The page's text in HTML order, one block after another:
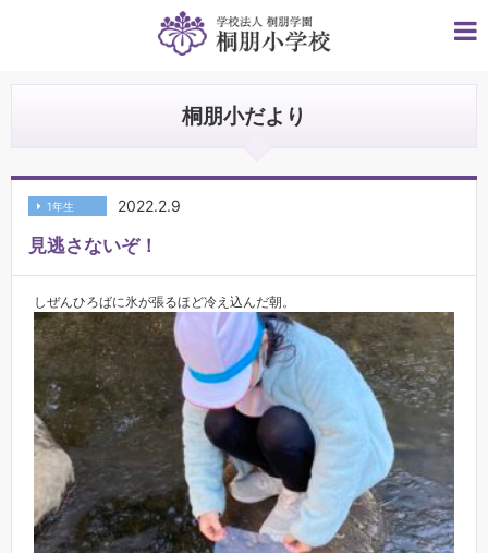
桐朋小だより
2022.2.9
1年生
見逃さないぞ！
しぜんひろばに氷が張るほど冷え込んだ朝。